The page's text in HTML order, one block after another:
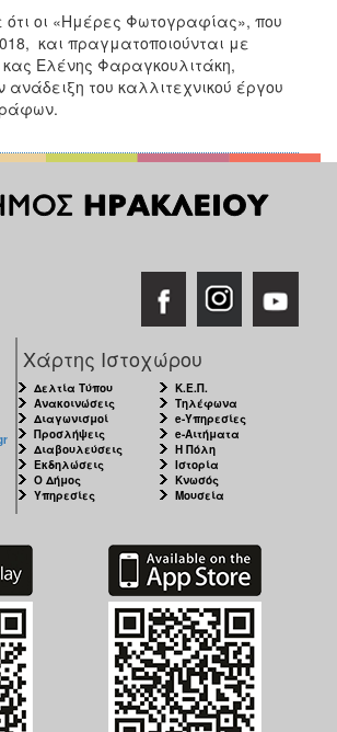
ότι οι «Ημέρες Φωτογραφίας», που
και πραγματοποιούνται με
κας Ελένης Φαραγκουλιτάκη,
ανάδειξη του καλλιτεχνικού έργου
Χάρτης Ιστοχώρου
Δελτία Τύπου
Ανακοινώσεις
Διαγωνισμοί
Προσλήψεις
Διαβουλεύσεις
Εκδηλώσεις
Ο Δήμος
Υπηρεσίες
Κ.Ε.Π.
Τηλέφωνα
e-Υπηρεσίες
e-Αιτήματα
Η Πόλη
Ιστορία
Κνωσός
Μουσεία